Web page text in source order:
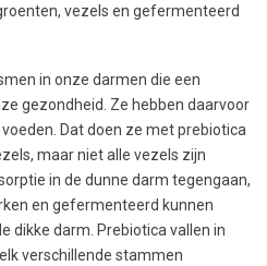
vezels en gefermenteerd
in onze darmen die een
gezondheid. Ze hebben daarvoor
Dat doen ze met prebiotica
maar niet alle vezels zijn
in de dunne darm tegengaan,
en gefermenteerd kunnen
dikke darm. Prebiotica vallen in
verschillende stammen